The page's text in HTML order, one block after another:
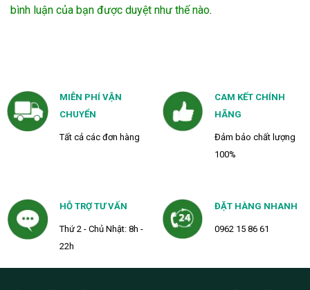
bình luận của bạn được duyệt như thế nào.
MIỄN PHÍ VẬN
CHUYỂN
Tất cả các đơn hàng
CAM KẾT CHÍNH
HÃNG
Đảm bảo chất lượng
100%
HỖ TRỢ TƯ VẤN
Thứ 2 - Chủ Nhật: 8h -
22h
ĐẶT HÀNG NHANH
0962 15 86 61